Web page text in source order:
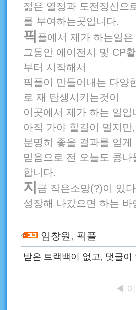
젊은 열정과 도전정신으
를 부여하는곳입니다.
픽 플에서 제가 하는일
그동안 에이전시 및 CP
부터 시작해서
픽플이 만들어내는 다양
로 재 탄생시키는것이
이곳에서 제가 하는 일입
아직 가야 할길이 멀지
분명히 좋을 결과를 얻게
믿음으로 전 오늘도 콩
합니다.
지 금 작은소망(?)이 있
성장해 나갔으면 하는 바
임창원 , 픽플
받은 트랙백이 없고, 댓글이
◀